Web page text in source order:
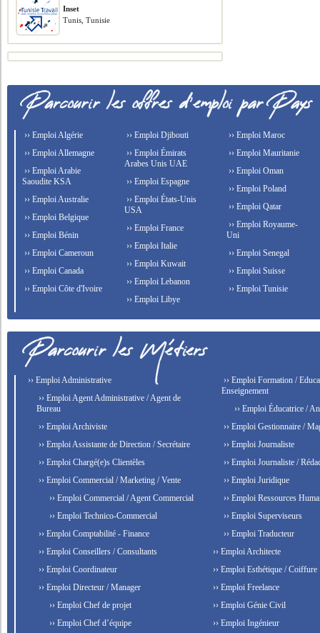
Inset
Tunis, Tunisie
›› Emploi Algérie
›› Emploi Allemagne
›› Emploi Arabie
Saoudite KSA
›› Emploi Australie
›› Emploi Belgique
›› Emploi Bénin
›› Emploi Cameroun
›› Emploi Canada
›› Emploi Côte d'Ivoire
›› Emploi Djibouti
›› Emploi Émirats
Arabes Unis UAE
›› Emploi Espagne
›› Emploi États-Unis
USA
›› Emploi France
›› Emploi Italie
›› Emploi Kuwait
›› Emploi Lebanon
›› Emploi Libye
›› Emploi Maroc
›› Emploi Mauritanie
›› Emploi Oman
›› Emploi Poland
›› Emploi Qatar
›› Emploi Royaume-
Uni
›› Emploi Senegal
›› Emploi Suisse
›› Emploi Tunisie
›› Emploi Administrative
›› Emploi Agent Administrative / Agent de
Bureau
›› Emploi Archiviste
›› Emploi Assistante de Direction / Secrétaire
›› Emploi Chargé(e)s Clientèles
›› Emploi Commercial / Marketing / Vente
›› Emploi Commercial / Agent Commercial
›› Emploi Technico-Commercial
›› Emploi Comptabilité - Finance
›› Emploi Conseillers / Consultants
›› Emploi Coordinateur
›› Emploi Directeur / Manager
›› Emploi Chef de projet
›› Emploi Chef d’équipe
›› Emploi Formation /
Enseignement
›› Emploi Éducatrice /
›› Emploi Gestionnaire /
›› Emploi Journaliste
›› Emploi Journaliste /
›› Emploi Juridique
›› Emploi Ressources
›› Emploi Superviseurs
›› Emploi Traducteur
›› Emploi Architecte
›› Emploi Esthétique / Coiffure
›› Emploi Freelance
›› Emploi Génie Civil
›› Emploi Ingénieur